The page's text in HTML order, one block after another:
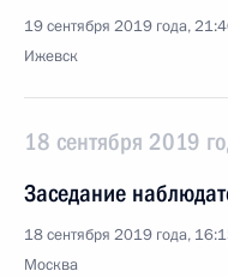
19 сентября 2019 года,
Ижевск
18 сентября 2019
Заседание
18 сентября 2019 года,
Москва